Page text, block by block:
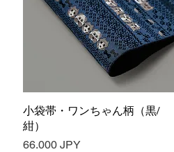
Vista rápida
小袋帯・ワンちゃん柄（黒/
紺）
Precio
66.000 JPY